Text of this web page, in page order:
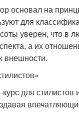
основал на
для
уверен, что в
а их
внешности.
для стилистов